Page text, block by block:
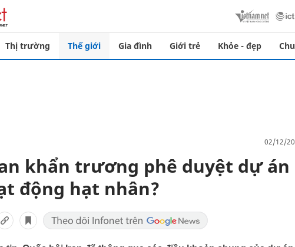
Thị trường Thế giới Gia đình Giới trẻ Khỏe - đẹp
02/12/
khẩn trương phê duyệt dự án
động hạt nhân?